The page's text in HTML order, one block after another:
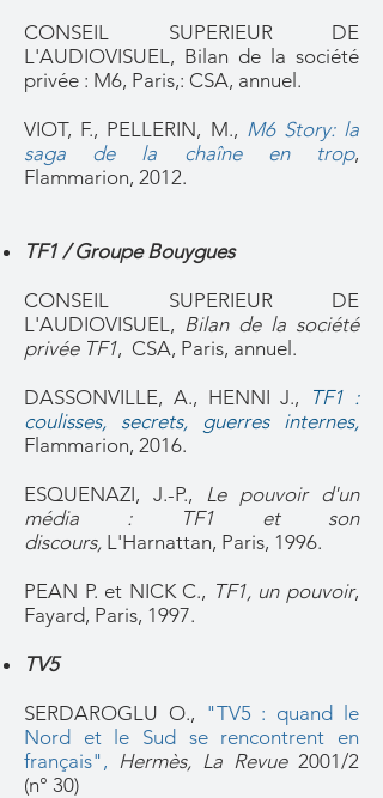
CONSEIL SUPERIEUR DE
L'AUDIOVISUEL, Bilan de la société
privée : M6, Paris,: CSA, annuel.
VIOT, F., PELLERIN, M., M6 Story: la
saga de la chaîne en trop,
Flammarion, 2012.
TF1 / Groupe Bouygues
CONSEIL SUPERIEUR DE
L'AUDIOVISUEL, Bilan de la société
privée TF1, CSA, Paris, annuel.
DASSONVILLE, A., HENNI J.,
TF1 :
coulisses, secrets, guerres internes,
Flammarion, 2016.
ESQUENAZI, J.-P., Le pouvoir d'un
média : TF1 et son
discours, L'Harnattan, Paris, 1996.
PEAN P. et NICK C., TF1, un pouvoir,
Fayard, Paris, 1997.
TV5
SERDAROGLU O., "TV5 : quand le
Nord et le Sud se rencontrent en
français", Hermès, La Revue 2001/2
(n° 30)